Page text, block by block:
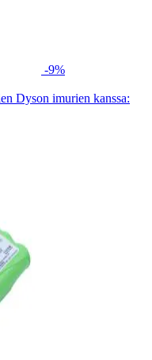
-9%
Dyson imurien kanssa: